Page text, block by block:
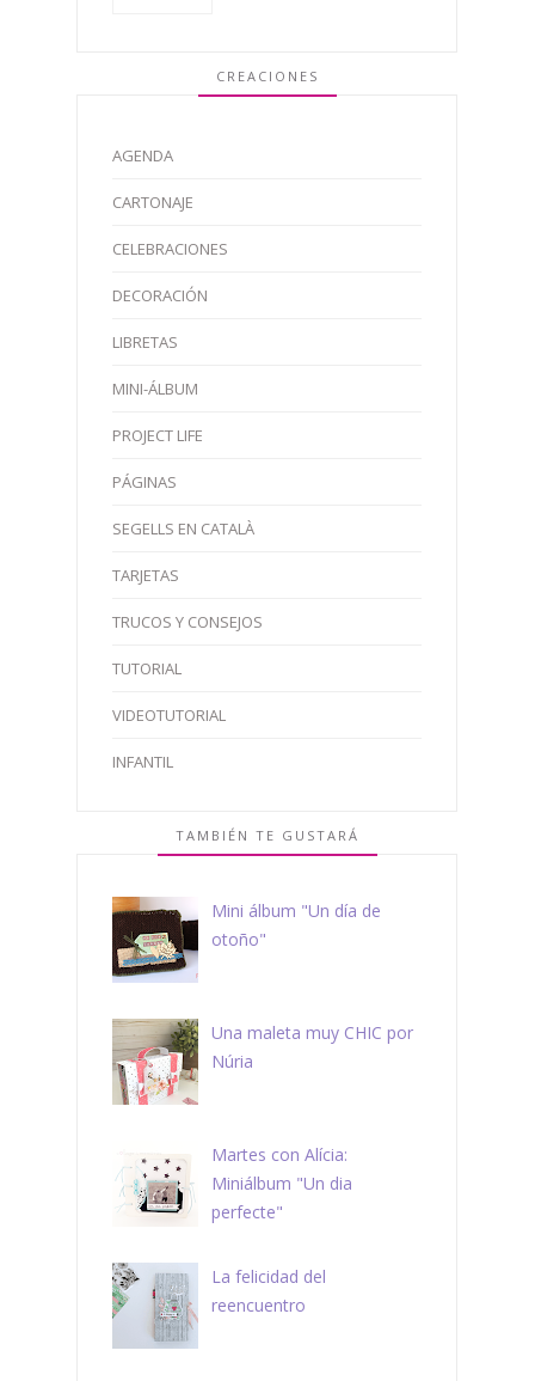
CREACIONES
AGENDA
CARTONAJE
CELEBRACIONES
DECORACIÓN
LIBRETAS
MINI-ÁLBUM
PROJECT LIFE
PÁGINAS
SEGELLS EN CATALÀ
TARJETAS
TRUCOS Y CONSEJOS
TUTORIAL
VIDEOTUTORIAL
INFANTIL
TAMBIÉN TE GUSTARÁ
Mini álbum "Un día de
otoño"
Una maleta muy CHIC por
Núria
Martes con Alícia:
Miniálbum "Un dia
perfecte"
La felicidad del
reencuentro